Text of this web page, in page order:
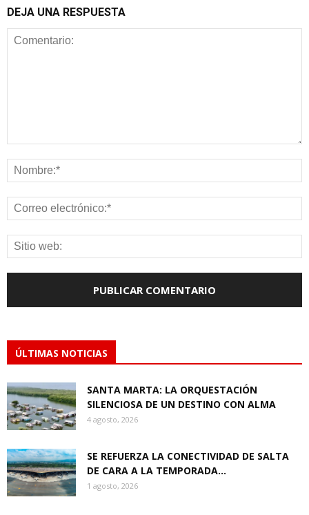
DEJA UNA RESPUESTA
ÚLTIMAS NOTICIAS
SANTA MARTA: LA ORQUESTACIÓN
SILENCIOSA DE UN DESTINO CON ALMA
4 agosto, 2026
SE REFUERZA LA CONECTIVIDAD DE SALTA
DE CARA A LA TEMPORADA...
1 agosto, 2026